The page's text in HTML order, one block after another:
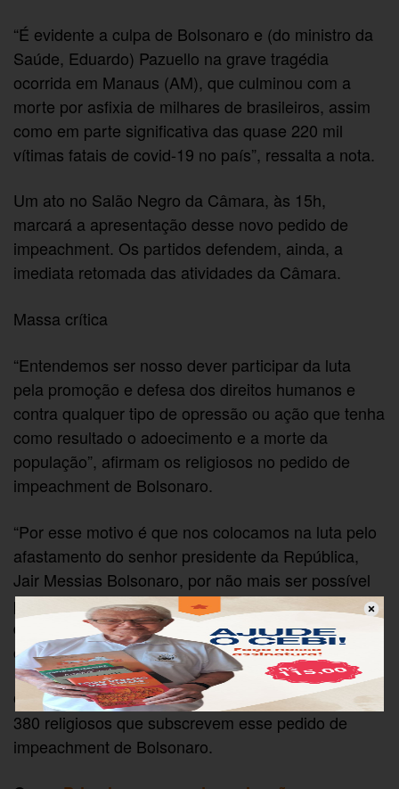
“É evidente a culpa de Bolsonaro e (do ministro da
Saúde, Eduardo) Pazuello na grave tragédia
ocorrida em Manaus (AM), que culminou com a
morte por asfixia de milhares de brasileiros, assim
como em parte significativa das quase 220 mil
vítimas fatais de covid-19 no país”, ressalta a nota.
Um ato no Salão Negro da Câmara, às 15h,
marcará a apresentação desse novo pedido de
impeachment. Os partidos defendem, ainda, a
imediata retomada das atividades da Câmara.
Massa crítica
“Entendemos ser nosso dever participar da luta
pela promoção e defesa dos direitos humanos e
contra qualquer tipo de opressão ou ação que tenha
como resultado o adoecimento e a morte da
população”, afirmam os religiosos no pedido de
impeachment de Bolsonaro.
“Por esse motivo é que nos colocamos na luta pelo
afastamento do senhor presidente da República,
Jair Messias Bolsonaro, por não mais ser possível
para a sociedade brasileira suportar o cometimento
de tantos crimes de responsabilidade que, ao fim,
ceifam vidas inocentes.”
O pastor evangélico Ariovaldo Ramos está entre os
380 religiosos que subscrevem esse pedido de
impeachment de Bolsonaro.